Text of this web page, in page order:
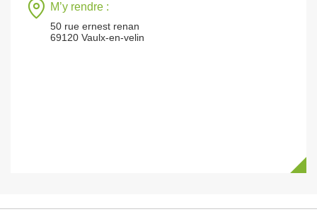
M’y rendre :
50 rue ernest renan
69120 Vaulx-en-velin